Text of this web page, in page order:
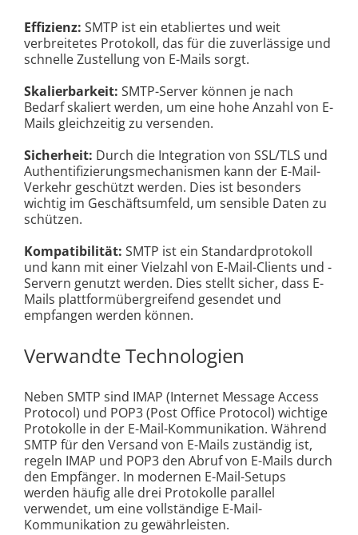
Effizienz: SMTP ist ein etabliertes und weit
verbreitetes Protokoll, das für die zuverlässige und
schnelle Zustellung von E-Mails sorgt.
Skalierbarkeit: SMTP-Server können je nach
Bedarf skaliert werden, um eine hohe Anzahl von E-
Mails gleichzeitig zu versenden.
Sicherheit: Durch die Integration von SSL/TLS und
Authentifizierungsmechanismen kann der E-Mail-
Verkehr geschützt werden. Dies ist besonders
wichtig im Geschäftsumfeld, um sensible Daten zu
schützen.
Kompatibilität: SMTP ist ein Standardprotokoll
und kann mit einer Vielzahl von E-Mail-Clients und -
Servern genutzt werden. Dies stellt sicher, dass E-
Mails plattformübergreifend gesendet und
empfangen werden können.
Verwandte Technologien
Neben SMTP sind IMAP (Internet Message Access
Protocol) und POP3 (Post Office Protocol) wichtige
Protokolle in der E-Mail-Kommunikation. Während
SMTP für den Versand von E-Mails zuständig ist,
regeln IMAP und POP3 den Abruf von E-Mails durch
den Empfänger. In modernen E-Mail-Setups
werden häufig alle drei Protokolle parallel
verwendet, um eine vollständige E-Mail-
Kommunikation zu gewährleisten.